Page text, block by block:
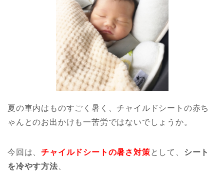
夏の車内はものすごく暑く、チャイルドシートの赤ち
ゃんとのお出かけも一苦労ではないでしょうか。
今回は、チャイルドシートの暑さ対策として、
シート
を冷やす方法